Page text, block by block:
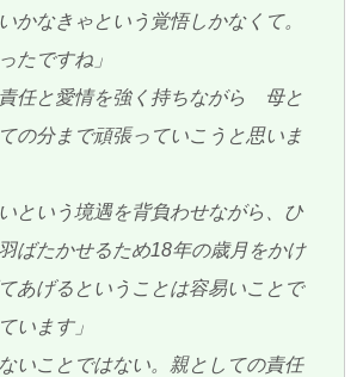
かなきゃという覚悟しかなくて。
たですね」
責任と愛情を強く持ちながら 母と
の分まで頑張っていこうと思いま
という境遇を背負わせながら、ひ
ばたかせるため18年の歳月をかけ
あげるということは容易いことで
います」
いことではない。親としての責任